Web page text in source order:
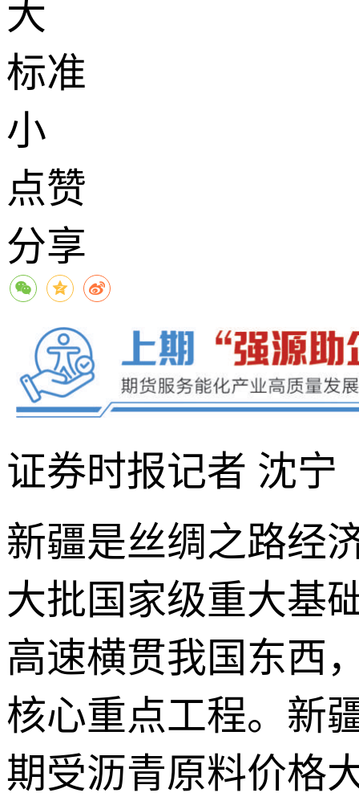
大
标准
小
点赞
分享
证券时报记者 沈宁
新疆是丝绸之路经
大批国家级重大基
高速横贯我国东西
核心重点工程。新
期受沥青原料价格